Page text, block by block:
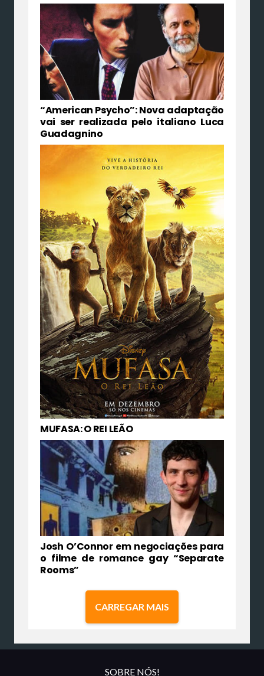
“American Psycho”: Nova adaptação
vai ser realizada pelo italiano Luca
Guadagnino
MUFASA: O REI LEÃO
Josh O’Connor em negociações para
o filme de romance gay “Separate
Rooms”
CARREGAR MAIS
SOBRE NÓS!